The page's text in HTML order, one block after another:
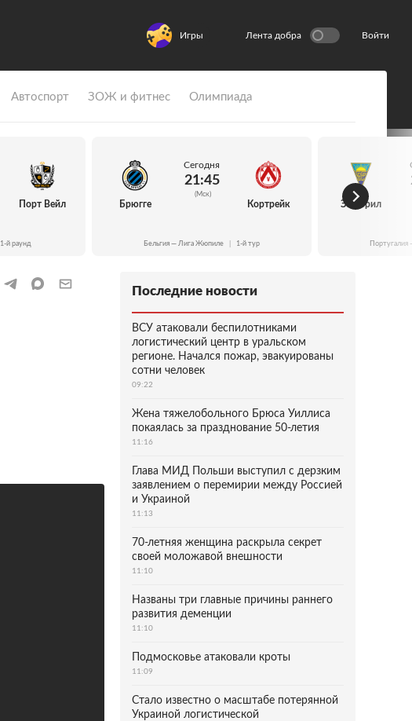
Игры Лента добра Войти
Автоспорт ЗОЖ и фитнес Олимпиада
Порт Вейл
1-й раунд
Брюгге
Сегодня
21:45
(Мск)
Кортрейк
Бельгия — Лига Жюпиле 1-й тур
Эшторил
Последние новости
ВСУ атаковали беспилотниками
логистический центр в уральском
регионе. Начался пожар, эвакуированы
сотни человек
09:22
Жена тяжелобольного Брюса Уиллиса
покаялась за празднование 50-летия
11:16
Глава МИД Польши выступил с дерзким
заявлением о перемирии между Россией
и Украиной
11:13
70-летняя женщина раскрыла секрет
своей моложавой внешности
11:10
Названы три главные причины раннего
развития деменции
11:10
Подмосковье атаковали кроты
11:09
Стало известно о масштабе потерянной
Украиной логистической